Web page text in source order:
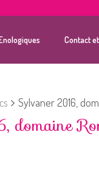
Contact
Sylvaner 2016,